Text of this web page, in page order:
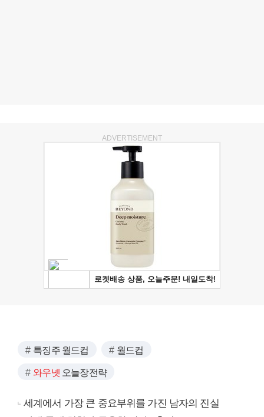
ADVERTISEMENT
특징주 월드컵 월드컵
와우넷 오늘장전략
세계에서 가장 큰 중요부위를 가진 남자의 진실